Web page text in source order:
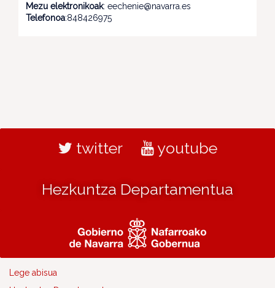
Mezu elektronikoak: eechenie@navarra.es
Telefonoa:848426975
twitter youtube
Hezkuntza Departamentua
Lege abisua